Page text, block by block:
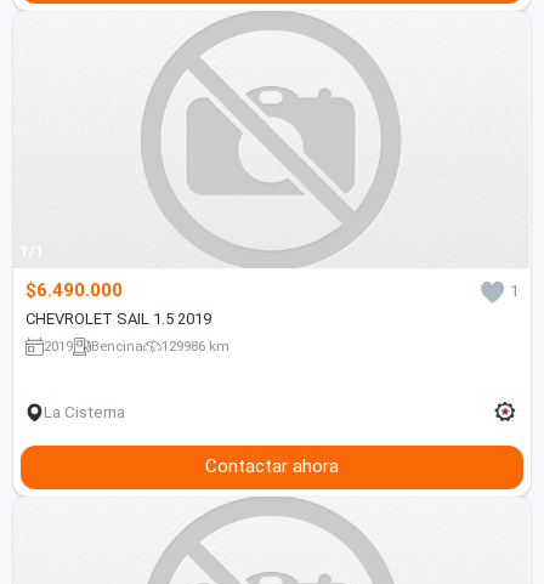
1/1
$6.490.000
1
CHEVROLET SAIL 1.5 2019
2019 Bencina 129986 km
La Cisterna
Contactar ahora